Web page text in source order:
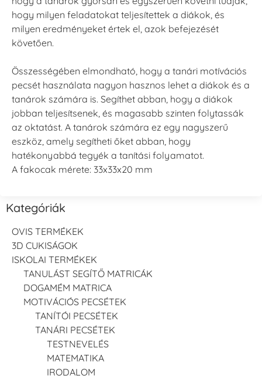
hogy milyen feladatokat teljesítettek a diákok, és
milyen eredményeket értek el, azok befejezését
követően.
Összességében elmondható, hogy a tanári motívációs
pecsét használata nagyon hasznos lehet a diákok és a
tanárok számára is. Segíthet abban, hogy a diákok
jobban teljesítsenek, és magasabb szinten folytassák
az oktatást. A tanárok számára ez egy nagyszerű
eszköz, amely segítheti őket abban, hogy
hatékonyabbá tegyék a tanítási folyamatot.
A fakocak mérete: 33x33x20 mm
Kategóriák
OVIS TERMÉKEK
3D CUKISÁGOK
ISKOLAI TERMÉKEK
TANULÁST SEGÍTŐ MATRICÁK
DOGAMÉM MATRICA
MOTIVÁCIÓS PECSÉTEK
TANÍTÓI PECSÉTEK
TANÁRI PECSÉTEK
TESTNEVELÉS
MATEMATIKA
IRODALOM